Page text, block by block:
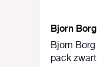
Bjorn Borg
Bjorn
pack zwart